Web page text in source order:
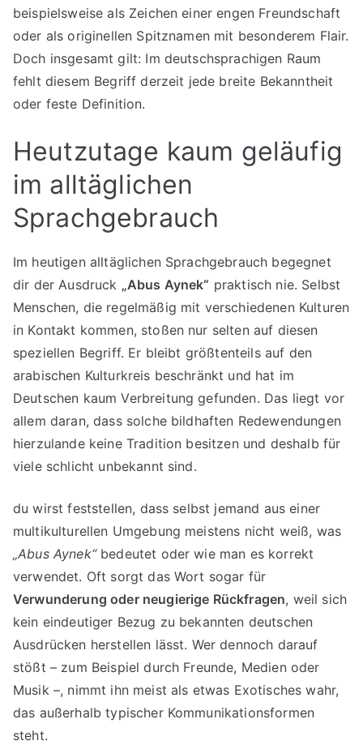
beispielsweise als Zeichen einer engen Freundschaft
oder als originellen Spitznamen mit besonderem Flair.
Doch insgesamt gilt: Im deutschsprachigen Raum
fehlt diesem Begriff derzeit jede breite Bekanntheit
oder feste Definition.
Heutzutage kaum geläufig
im alltäglichen
Sprachgebrauch
Im heutigen alltäglichen Sprachgebrauch begegnet
dir der Ausdruck „Abus Aynek“ praktisch nie. Selbst
Menschen, die regelmäßig mit verschiedenen Kulturen
in Kontakt kommen, stoßen nur selten auf diesen
speziellen Begriff. Er bleibt größtenteils auf den
arabischen Kulturkreis beschränkt und hat im
Deutschen kaum Verbreitung gefunden. Das liegt vor
allem daran, dass solche bildhaften Redewendungen
hierzulande keine Tradition besitzen und deshalb für
viele schlicht unbekannt sind.
du wirst feststellen, dass selbst jemand aus einer
multikulturellen Umgebung meistens nicht weiß, was
„Abus Aynek“bedeutet oder wie man es korrekt
verwendet. Oft sorgt das Wort sogar für
Verwunderung oder neugierige Rückfragen, weil sich
kein eindeutiger Bezug zu bekannten deutschen
Ausdrücken herstellen lässt. Wer dennoch darauf
stößt – zum Beispiel durch Freunde, Medien oder
Musik –, nimmt ihn meist als etwas Exotisches wahr,
das außerhalb typischer Kommunikationsformen
steht.